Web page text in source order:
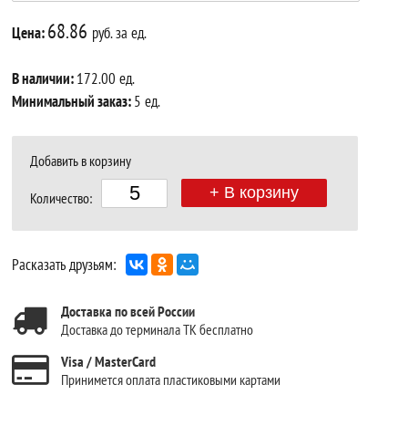
Цена:68.86 руб. за ед.
В наличии:172.00 ед.
Минимальный заказ:5 ед.
Добавить в корзину
Количество: + В корзину
Расказать друзьям:
Доставка по всей России
Доставка до терминала ТК бесплатно
Visa / MasterCard
Принимется оплата пластиковыми картами